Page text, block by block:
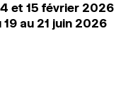
et 15 février 2026
19 au 21 juin 2026